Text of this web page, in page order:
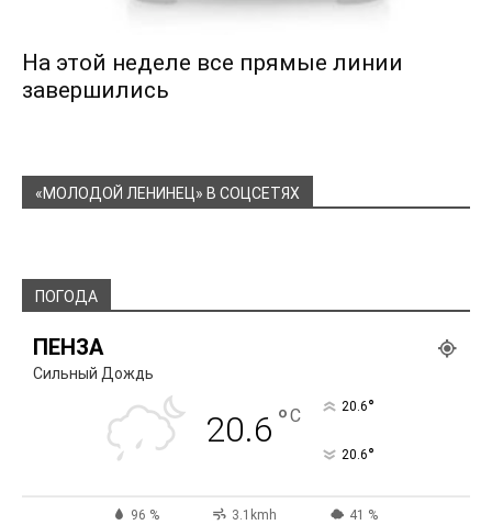
На этой неделе все прямые линии
завершились
«МОЛОДОЙ ЛЕНИНЕЦ» В СОЦСЕТЯХ
ПОГОДА
ПЕНЗА
Сильный Дождь
20.6 °C 20.6°
20.6°
96 % 3.1kmh 41 %